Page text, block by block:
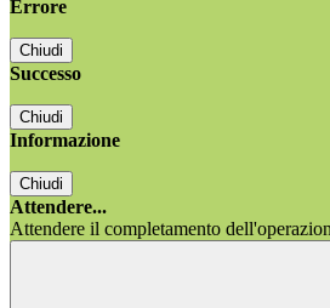
Errore
Chiudi
Successo
Chiudi
Informazione
Chiudi
Attendere...
Attendere il completamento